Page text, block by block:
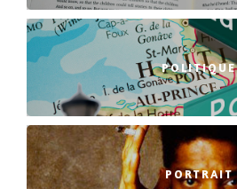
POLITIQUE
PORTRAIT